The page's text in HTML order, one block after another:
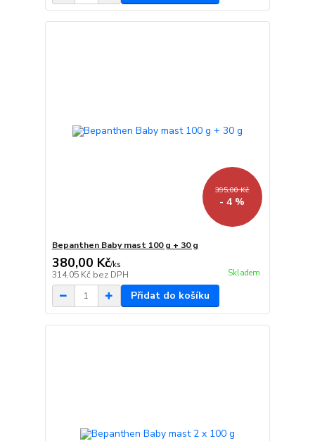
395,00 Kč
- 4 %
Bepanthen Baby mast 100 g + 30 g
380,00 Kč/ks
314,05 Kč bez DPH Skladem
Přidat do košíku